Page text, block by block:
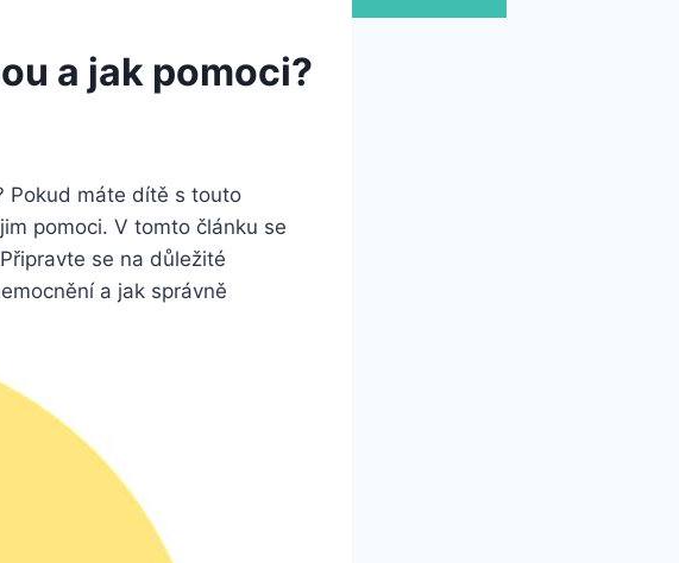
a jak pomoci?
Pokud máte dítě s touto
pomoci. V tomto‌ článku se
⁤se na důležité​
‌a jak správně